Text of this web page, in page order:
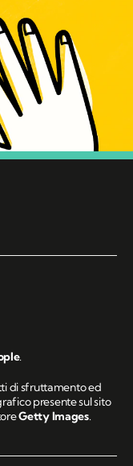
.
di sfruttamento ed
presente sul sito
Getty Images.